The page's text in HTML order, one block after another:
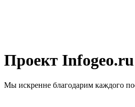
Проект
Мы искренне благодарим каждого